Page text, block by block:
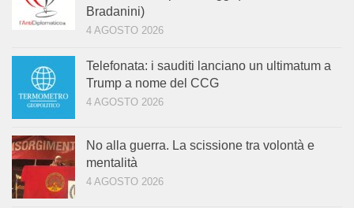
Bradanini)
4 AGOSTO 2026
Telefonata: i sauditi lanciano un ultimatum a
Trump a nome del CCG
4 AGOSTO 2026
No alla guerra. La scissione tra volontà e
mentalità
4 AGOSTO 2026